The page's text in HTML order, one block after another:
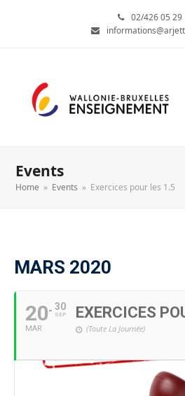
02/426 05 29
Events
Home » Events » Exercices pour les 1.5
MARS 2020
20
MAR
30
SEP EXERCICES
(Toute La Journée)